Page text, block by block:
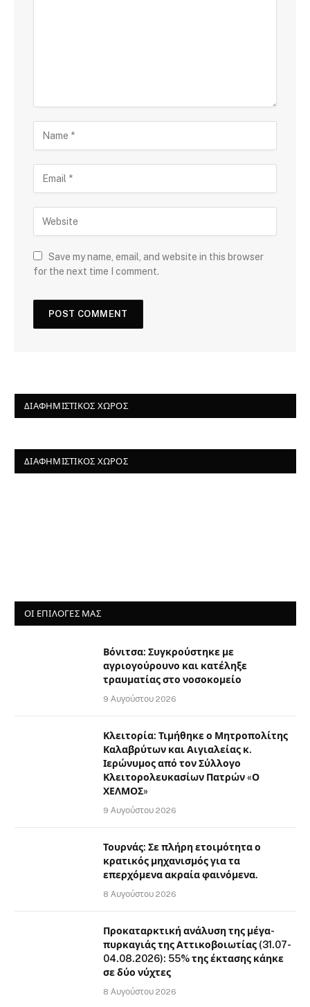
Save my name, email, and website in this browser
for the next time I comment.
ΔΙΑΦΗΜΙΣΤΙΚΌΣ ΧΏΡΟΣ
ΔΙΑΦΗΜΙΣΤΙΚΌΣ ΧΏΡΟΣ
ΟΙ ΕΠΙΛΟΓΈΣ ΜΑΣ
Βόνιτσα: Συγκρούστηκε με
αγριογούρουνο και κατέληξε
τραυματίας στο νοσοκομείο
9 Αυγούστου 2026
Κλειτορία: Τιμήθηκε ο Μητροπολίτης
Καλαβρύτων και Αιγιαλείας κ.
Ιερώνυμος από τον Σύλλογο
Κλειτορολευκασίων Πατρών «Ο
ΧΕΛΜΟΣ»
9 Αυγούστου 2026
Τουρνάς: Σε πλήρη ετοιμότητα ο
κρατικός μηχανισμός για τα
επερχόμενα ακραία φαινόμενα.
8 Αυγούστου 2026
Προκαταρκτική ανάλυση της μέγα-
πυρκαγιάς της Αττικοβοιωτίας (31.07-
04.08.2026): 55% της έκτασης κάηκε
σε δύο νύχτες
8 Αυγούστου 2026